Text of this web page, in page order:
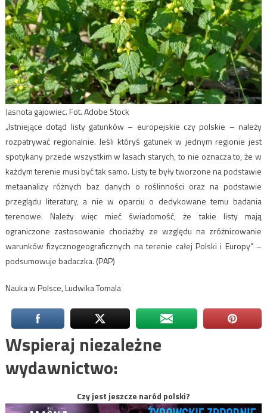
Jasnota gajowiec. Fot. Adobe Stock
„Istniejące dotąd listy gatunków – europejskie czy polskie – należy
rozpatrywać regionalnie. Jeśli któryś gatunek w jednym regionie jest
spotykany przede wszystkim w lasach starych, to nie oznacza to, że w
każdym terenie musi być tak samo. Listy te były tworzone na podstawie
metaanalizy różnych baz danych o roślinności oraz na podstawie
przeglądu literatury, a nie w oparciu o dedykowane temu badania
terenowe. Należy więc mieć świadomość, że takie listy mają
ograniczone zastosowanie chociażby ze względu na zróżnicowanie
warunków fizycznogeograficznych na terenie całej Polski i Europy” –
podsumowuje badaczka. (PAP)
Nauka w Polsce, Ludwika Tomala
Wspieraj niezależne
wydawnictwo:
Czy jest jeszcze naród polski?